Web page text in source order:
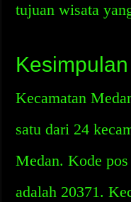
tujuan wisata
Kesimpulan
Kecamatan
satu dari 24
Medan. Kode
adalah 20371.